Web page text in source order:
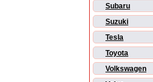
Subaru
Suzuki
Tesla
Toyota
Volkswagen